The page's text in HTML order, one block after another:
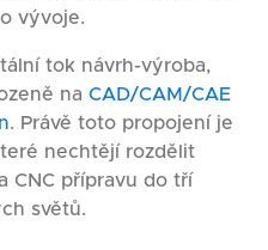
vývoje.
tok návrh-výroba,
na CAD/CAM/CAE
. Právě toto propojení je
nechtějí rozdělit
CNC přípravu do tří
světů.